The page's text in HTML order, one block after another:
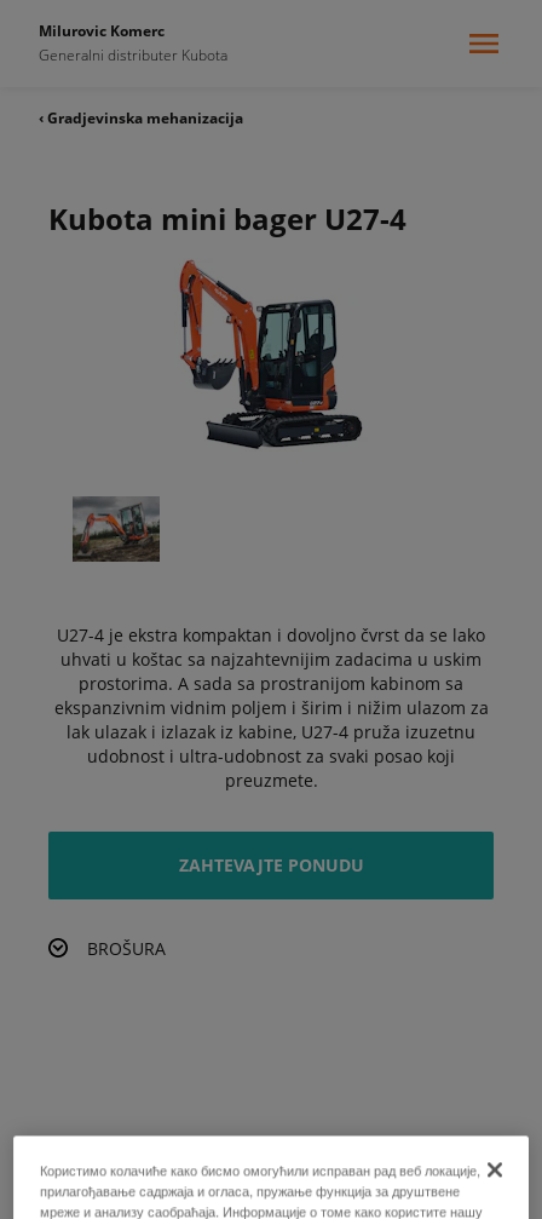
Milurovic Komerc
Generalni distributer Kubota
‹ Gradjevinska mehanizacija
Kubota mini bager U27-4
U27-4 je ekstra kompaktan i dovoljno čvrst da se lako
uhvati u koštac sa najzahtevnijim zadacima u uskim
prostorima. A sada sa prostranijom kabinom sa
ekspanzivnim vidnim poljem i širim i nižim ulazom za
lak ulazak i izlazak iz kabine, U27-4 pruža izuzetnu
udobnost i ultra-udobnost za svaki posao koji
preuzmete.
ZAHTEVAJTE PONUDU
BROŠURA
Користимо колачиће како бисмо омогућили исправан рад веб локације,
прилагођавање садржаја и огласа, пружање функција за друштвене
мреже и анализу саобраћаја. Информације о томе како користите нашу